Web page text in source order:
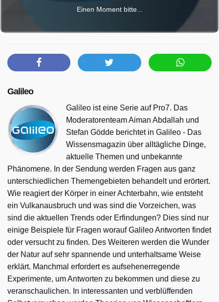
Einen Moment bitte...
Galileo
Galileo ist eine Serie auf Pro7. Das
Moderatorenteam Aiman Abdallah und
Stefan Gödde berichtet in Galileo - Das
Wissensmagazin über alltägliche Dinge,
aktuelle Themen und unbekannte
Phänomene. In der Sendung werden Fragen aus ganz
unterschiedlichen Themengebieten behandelt und erörtert.
Wie reagiert der Körper in einer Achterbahn, wie entsteht
ein Vulkanausbruch und was sind die Vorzeichen, was
sind die aktuellen Trends oder Erfindungen? Dies sind nur
einige Beispiele für Fragen worauf Galileo Antworten findet
oder versucht zu finden. Des Weiteren werden die Wunder
der Natur auf sehr spannende und unterhaltsame Weise
erklärt. Manchmal erfordert es aufsehenerregende
Experimente, um Antworten zu bekommen und diese zu
veranschaulichen. In interessanten und verblüffenden